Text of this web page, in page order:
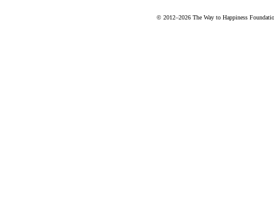
© 2012–2026 The Way to Happiness